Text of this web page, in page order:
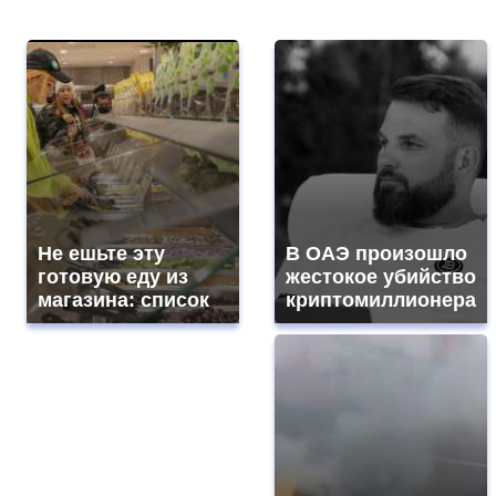
Не ешьте эту
готовую еду из
магазина: список
В ОАЭ произошло
жестокое убийство
криптомиллионера